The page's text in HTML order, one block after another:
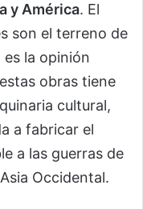
y América. El
son el terreno de
la opinión
obras tiene
cultural,
a fabricar el
a las guerras de
Occidental.